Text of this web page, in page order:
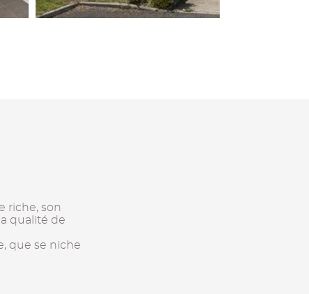
riche, son
qualité de
que se niche